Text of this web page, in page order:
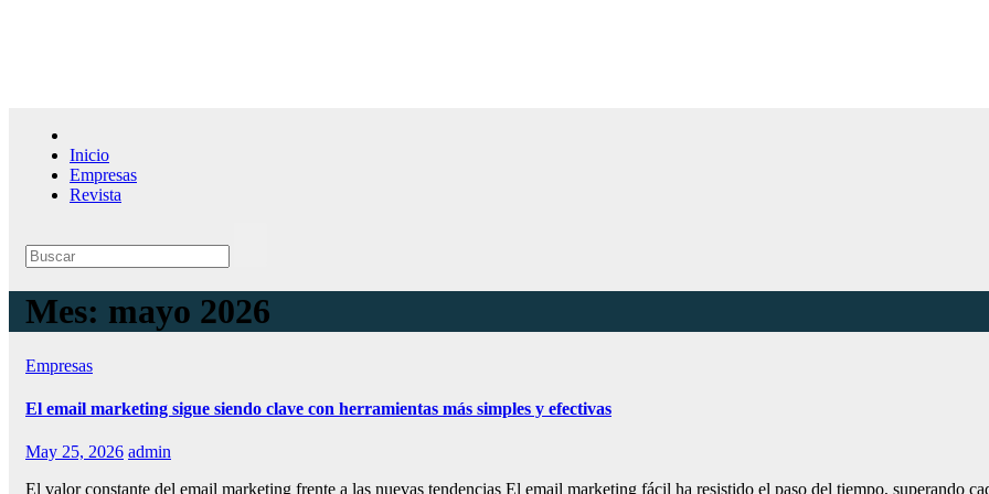
Inicio
Empresas
Revista
Mes: mayo 2026
Empresas
El email marketing sigue siendo clave con herramientas más simples y efectivas
May 25, 2026 admin
El valor constante del email marketing frente a las nuevas tendencias El email marketing fácil ha resistido el paso del tiempo, superando